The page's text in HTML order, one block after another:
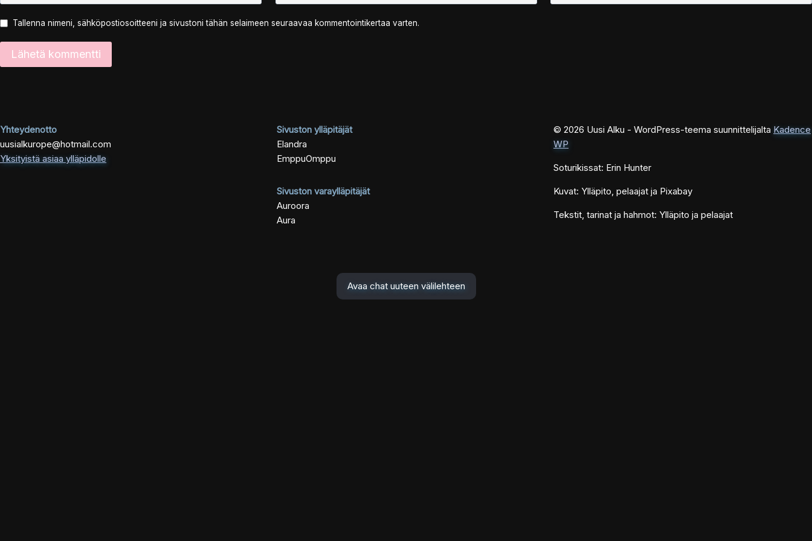
Tallenna nimeni, sähköpostiosoitteeni ja sivustoni tähän selaimeen seuraavaa kommentointikertaa varten.
Yhteydenotto
uusialkurope@hotmail.com
Yksityistä asiaa ylläpidolle
Sivuston ylläpitäjät
Elandra
EmppuOmppu
Sivuston varaylläpitäjät
Auroora
Aura
© 2026 Uusi Alku - WordPress-teema suunnittelijalta Kadence
WP
Soturikissat: Erin Hunter
Kuvat: Ylläpito, pelaajat ja Pixabay
Tekstit, tarinat ja hahmot: Ylläpito ja pelaajat
Avaa chat uuteen välilehteen